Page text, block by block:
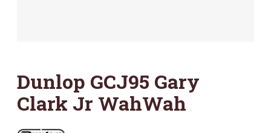
Dunlop GCJ95 Gary
Clark Jr WahWah